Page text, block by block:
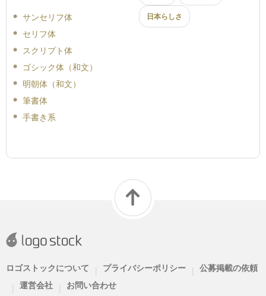
サンセリフ体
セリフ体
スクリプト体
ゴシック体（和文）
明朝体（和文）
筆書体
手書き系
日本らしさ
ロゴストックについて | プライバシーポリシー | 公募掲載の依頼
| 運営会社 | お問い合わせ